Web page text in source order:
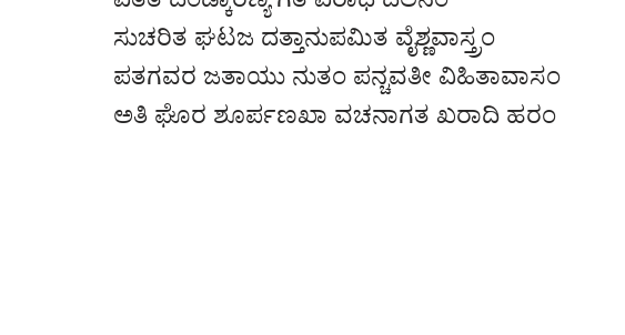
ಸುಚರಿತ ಘಟಜ ದತ್ತಾನುಪಮಿತ ವೈಶ್ಣವಾಸ್ತ್ರಂ
ಪತಗವರ ಜತಾಯು ನುತಂ ಪನ್ಚವತೀ ವಿಹಿತಾವಾಸಂ
ಅತಿ ಘೊರ ಶೂರ್ಪಣಖಾ ವಚನಾಗತ ಖರಾದಿ ಹರಂ